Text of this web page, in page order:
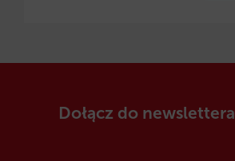
Dołącz do newslettera